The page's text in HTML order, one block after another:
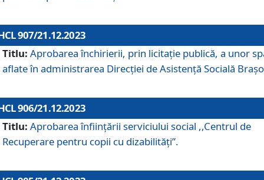
907/21.12.2023
Titlu: Aprobarea închirierii, prin licitație publică, a unor
aflate în administrarea Direcției de Asistență Socială
906/21.12.2023
Titlu: Aprobarea înființării serviciului social ,,Centrul de
Recuperare pentru copii cu dizabilități”.